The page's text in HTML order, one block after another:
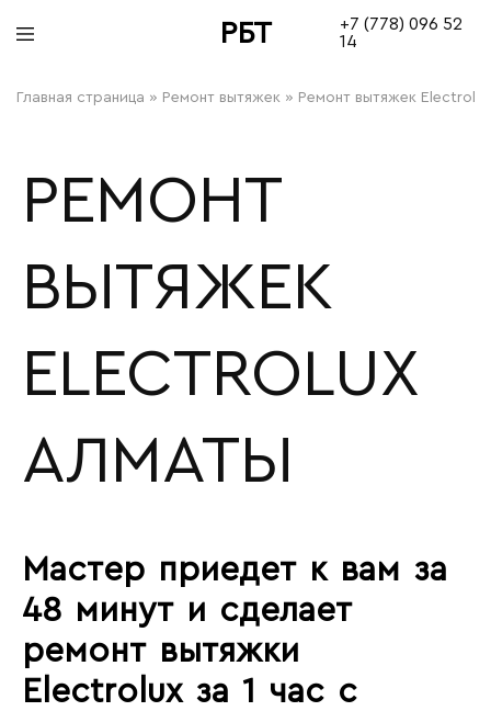
РБТ
+7 (778) 096 52
14
Главная страница » Ремонт вытяжек » Ремонт вытяжек Electrolux
РЕМОНТ
ВЫТЯЖЕК
ELECTROLUX
АЛМАТЫ
Мастер приедет к вам за
48 минут и сделает
ремонт вытяжки
Electrolux за 1 час с